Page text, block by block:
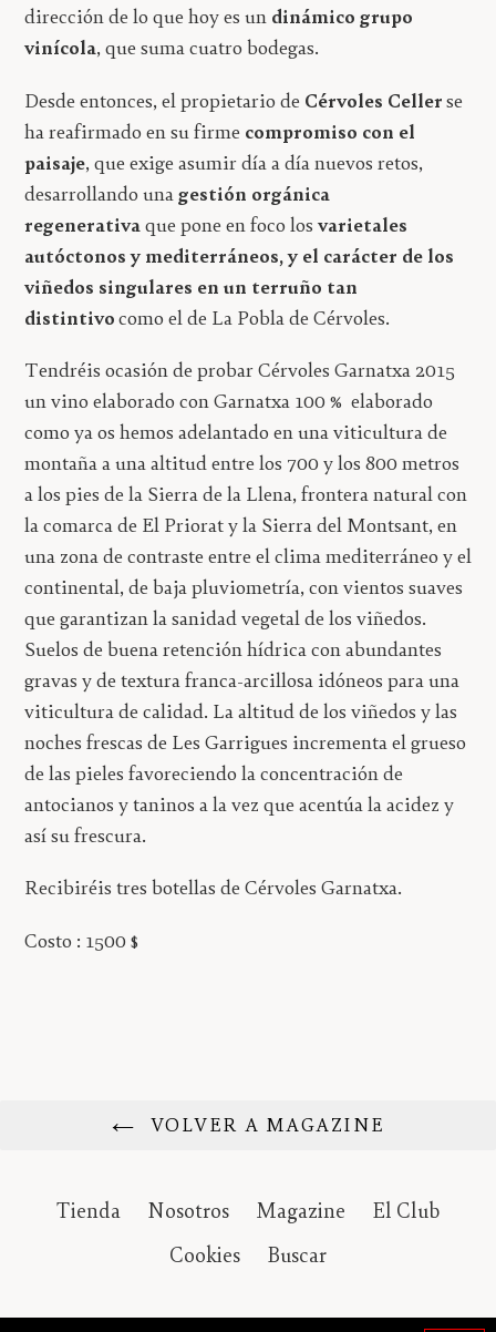
dirección de lo que hoy es un dinámico grupo
vinícola, que suma cuatro bodegas.
Desde entonces, el propietario de Cérvoles Cellerse
ha reafirmado en su firme compromiso con el
paisaje, que exige asumir día a día nuevos retos,
desarrollando una gestión orgánica
regenerativa que pone en foco los varietales
autóctonos y mediterráneos, y el carácter de los
viñedos singulares en un terruño tan
distintivocomo el de La Pobla de Cérvoles.
Tendréis ocasión de probar Cérvoles Garnatxa 2015
un vino elaborado con Garnatxa 100 % elaborado
como ya os hemos adelantado en una viticultura de
montaña a una altitud entre los 700 y los 800 metros
a los pies de la Sierra de la Llena, frontera natural con
la comarca de El Priorat y la Sierra del Montsant, en
una zona de contraste entre el clima mediterráneo y el
continental, de baja pluviometría, con vientos suaves
que garantizan la sanidad vegetal de los viñedos.
Suelos de buena retención hídrica con abundantes
gravas y de textura franca-arcillosa idóneos para una
viticultura de calidad. La altitud de los viñedos y las
noches frescas de Les Garrigues incrementa el grueso
de las pieles favoreciendo la concentración de
antocianos y taninos a la vez que acentúa la acidez y
así su frescura.
Recibiréis tres botellas de Cérvoles Garnatxa.
Costo : 1500 $
VOLVER A MAGAZINE
Tienda Nosotros Magazine
El Club
Cookies
Buscar